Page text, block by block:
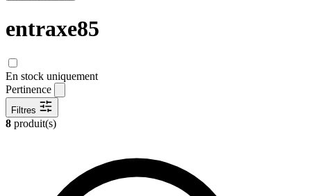
entraxe85
En stock uniquement
Pertinence
Filtres
8 produit(s)